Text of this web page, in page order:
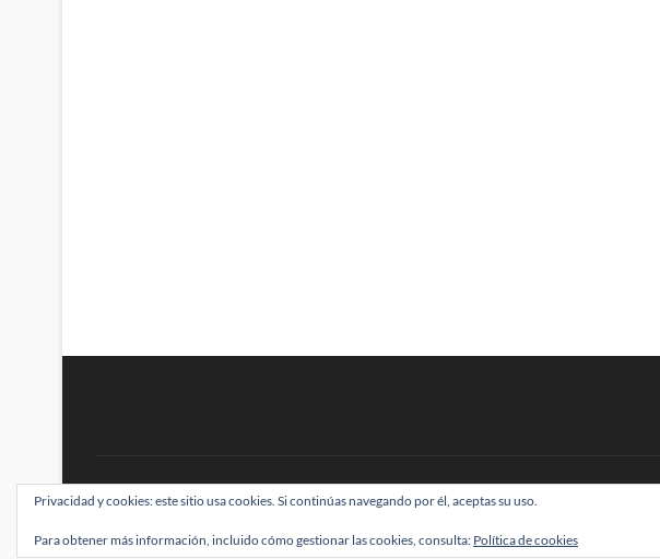
BRAINSTOMPING| Diseñado por:Theme Freesia|WordPress| © Todos los derechos reservados
Privacidad y cookies: este sitio usa cookies. Si continúas navegando por él, aceptas su uso.
Para obtener más información, incluido cómo gestionar las cookies, consulta: Política de cookies